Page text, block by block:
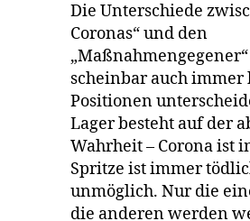
Die Unterschiede
Coronas“ und den
scheinbar auch
Positionen
Lager besteht auf der
Wahrheit – Corona ist
Spritze ist immer
unmöglich. Nur die
die anderen werden